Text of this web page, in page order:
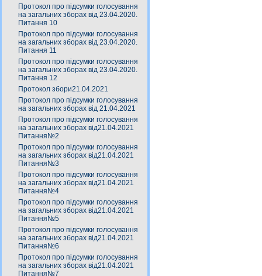
Протокол про підсумки голосування
на загальних зборах від 23.04.2020.
Питання 10
Протокол про підсумки голосування
на загальних зборах від 23.04.2020.
Питання 11
Протокол про підсумки голосування
на загальних зборах від 23.04.2020.
Питання 12
Протокол збори21.04.2021
Протокол про підсумки голосування
на загальних зборах від 21.04.2021
Протокол про підсумки голосування
на загальних зборах від21.04.2021
Питання№2
Протокол про підсумки голосування
на загальних зборах від21.04.2021
Питання№3
Протокол про підсумки голосування
на загальних зборах від21.04.2021
Питання№4
Протокол про підсумки голосування
на загальних зборах від21.04.2021
Питання№5
Протокол про підсумки голосування
на загальних зборах від21.04.2021
Питання№6
Протокол про підсумки голосування
на загальних зборах від21.04.2021
Питання№7